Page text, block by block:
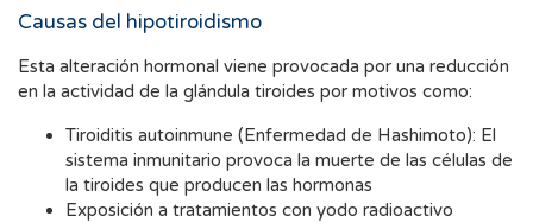
Causas del hipotiroidismo
Esta alteración hormonal viene provocada por una reducción
en la actividad de la glándula tiroides por motivos como:
Tiroiditis autoinmune (Enfermedad de Hashimoto): El
sistema inmunitario provoca la muerte de las células de
la tiroides que producen las hormonas
Exposición a tratamientos con yodo radioactivo